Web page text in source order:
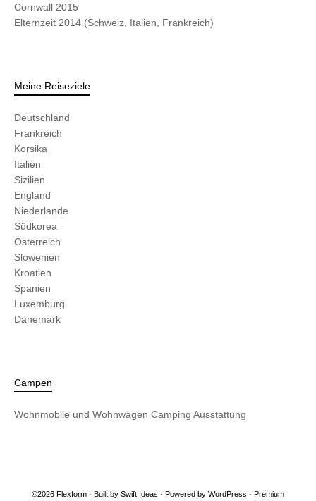
Cornwall 2015
Elternzeit 2014 (Schweiz, Italien, Frankreich)
Meine Reiseziele
Deutschland
Frankreich
Korsika
Italien
Sizilien
England
Niederlande
Südkorea
Österreich
Slowenien
Kroatien
Spanien
Luxemburg
Dänemark
Campen
Wohnmobile und Wohnwagen Camping Ausstattung
©2026 Flexform · Built by Swift Ideas · Powered by WordPress · Premium